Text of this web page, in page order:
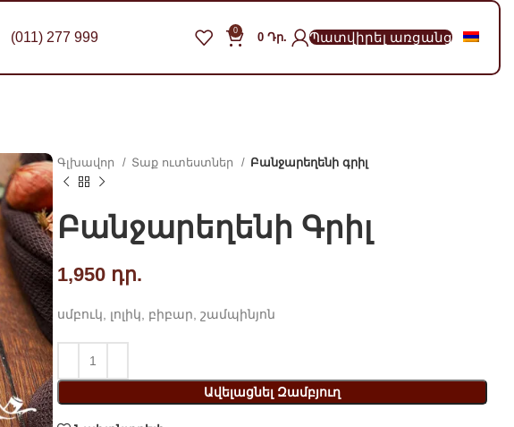
(011) 277 999 0
0 Դր. Պատվիրել առցանց
Գլխավոր Տաք ուտեստներ Բանջարեղենի գրիլ
Բանջարեղենի Գրիլ
1,950դր.
սմբուկ, լոլիկ, բիբար, շամպինյոն
Ավելացնել Զամբյուղ